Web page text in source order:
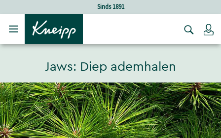
Verder gaan naar hoofdinhoud.
Jaws: Diep ademhalen